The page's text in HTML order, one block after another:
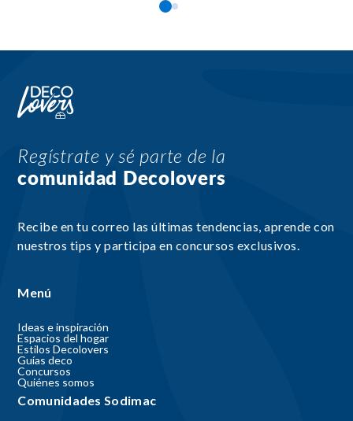
Regístrate y sé parte de la
comunidad Decolovers
Recibe en tu correo las últimas tendencias, aprende con
nuestros tips y participa en concursos exclusivos.
Menú
Ideas e inspiración
Espacios del hogar
Estilos Decolovers
Guías deco
Concursos
Quiénes somos
Comunidades Sodimac